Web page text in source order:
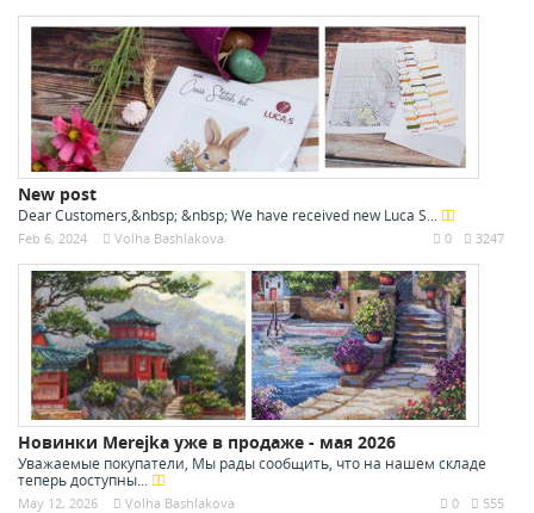
New post
Dear Customers,&nbsp; &nbsp; We have received new Luca S...
Feb 6, 2024 Volha Bashlakova 3247
0
Новинки Merejka уже в продаже - мая 2026
Уважаемые покупатели, Мы рады сообщить, что на нашем складе
теперь доступны...
May 12, 2026 Volha Bashlakova 555
0